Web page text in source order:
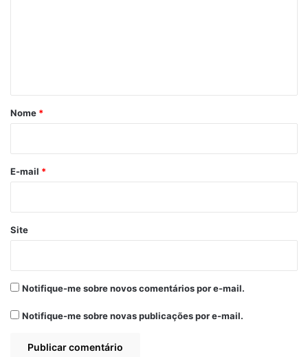
r
*
Nome *
E-mail *
Site
Notifique-me sobre novos comentários por e-mail.
Notifique-me sobre novas publicações por e-mail.